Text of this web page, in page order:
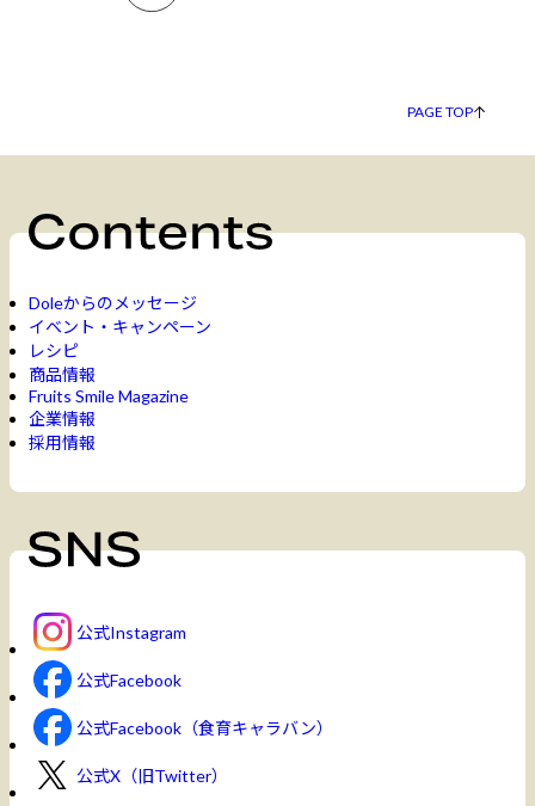
PAGE TOP
Doleからのメッセージ
イベント・キャンペーン
レシピ
商品情報
Fruits Smile Magazine
企業情報
採用情報
公式Instagram
公式Facebook
公式Facebook（食育キャラバン）
公式X（旧Twitter）